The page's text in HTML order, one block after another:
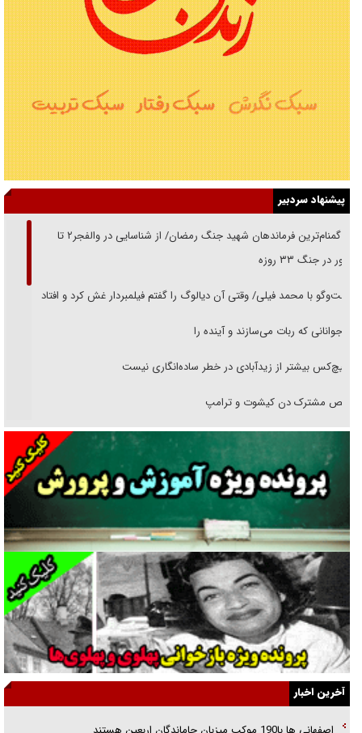
پیشنهاد سردبیر
از گمنام‌ترین فرماندهان شهید جنگ رمضان/ از شناسایی در والفجر۲ تا
حضور در جنگ ۳۳ روزه
گفت‌وگو با محمد فیلی/ وقتی آن دیالوگ را گفتم فیلمبردار غش کرد و افتاد
نوجوانانی که ربات می‌سازند و آینده را
هیچ‌کس بیشتر از زیدآبادی در خطر ساده‌انگاری نیست
رقص مشترک دن کیشوت و ترامپ
دنده دولت به واگذاری مسئله‌دار ایران‌خودرو/ خصوصی‌سازی یا انحصار؟
غریزه‌ی بقا و آقای باقی و رفقا
جراحی‌های زیبایی با مدرک فوق‌دیپلم! + گفت‌وگو با متهم
گفت‌وگو با همسر یکی از شهدای جنگ رمضان/ پیکر بی‌سر شهید را از
انگشت‌های پا شناسایی کردیم
نسلی که آنلاین الگو می‌گیرد
گفت‌وگو با آیت‌الله جاودان/ جفای مخالفان مکانت معنوی رهبر شهید را
ارتقا می‌داد
راننده مست به قانون می‌خندد
آخرین اخبار